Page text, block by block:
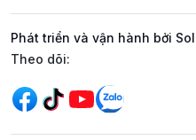
Phát triển và vận hành bởi
Mạng xã hội
Theo dõi: